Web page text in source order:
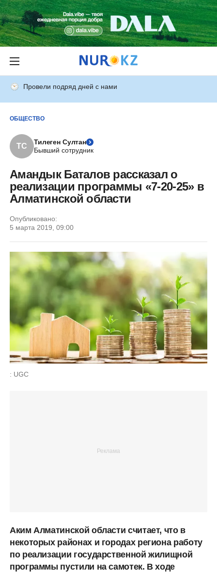
Провели подряд дней с нами
ОБЩЕСТВО
ТС
Тилеген Султан
Бывший сотрудник
Амандык Баталов рассказал о
реализации программы «7-20-25» в
Алматинской области
Опубликовано:
5 марта 2019, 09:00
: UGC
Аким Алматинской области считает, что в
некоторых районах и городах региона работу
по реализации государственной жилищной
программы пустили на самотек. В ходе